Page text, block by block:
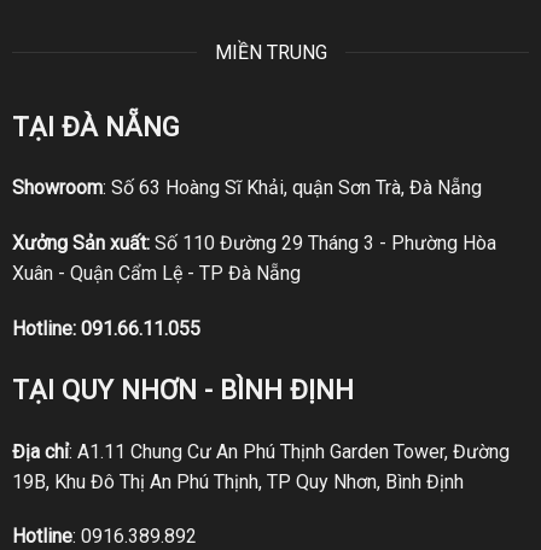
MIỀN TRUNG
TẠI ĐÀ NẴNG
Showroom: Số 63 Hoàng Sĩ Khải, quận Sơn Trà, Đà Nẵng
Xưởng Sản xuất:Số 110 Đường 29 Tháng 3 - Phường Hòa
Xuân - Quận Cẩm Lệ - TP Đà Nẵng
Hotline: 091.66.11.055
TẠI QUY NHƠN - BÌNH ĐỊNH
Địa chỉ: A1.11 Chung Cư An Phú Thịnh Garden Tower, Đường
19B, Khu Đô Thị An Phú Thịnh, TP Quy Nhơn, Bình Định
Hotline: 0916.389.892